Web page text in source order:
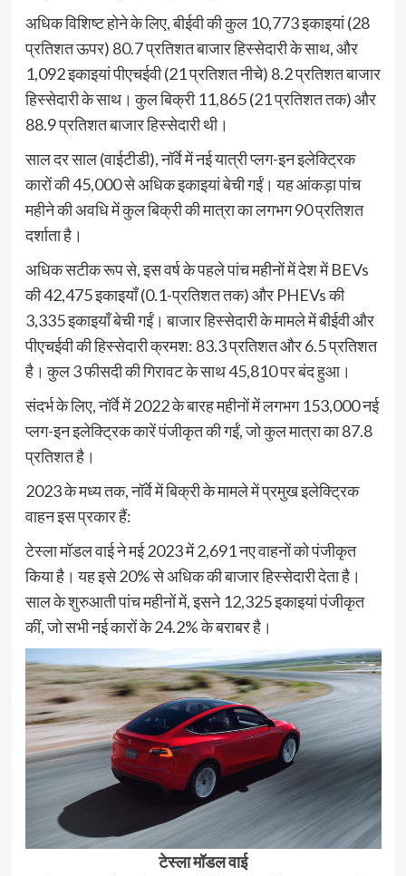
अधिक विशिष्ट होने के लिए, बीईवी की कुल 10,773 इकाइयां (28
प्रतिशत ऊपर) 80.7 प्रतिशत बाजार हिस्सेदारी के साथ, और
1,092 इकाइयां पीएचईवी (21 प्रतिशत नीचे) 8.2 प्रतिशत बाजार
हिस्सेदारी के साथ। कुल बिक्री 11,865 (21 प्रतिशत तक) और
88.9 प्रतिशत बाजार हिस्सेदारी थी।
साल दर साल (वाईटीडी), नॉर्वे में नई यात्री प्लग-इन इलेक्ट्रिक
कारों की 45,000 से अधिक इकाइयां बेची गईं। यह आंकड़ा पांच
महीने की अवधि में कुल बिक्री की मात्रा का लगभग 90 प्रतिशत
दर्शाता है।
अधिक सटीक रूप से, इस वर्ष के पहले पांच महीनों में देश में BEVs
की 42,475 इकाइयाँ (0.1-प्रतिशत तक) और PHEVs की
3,335 इकाइयाँ बेची गईं। बाजार हिस्सेदारी के मामले में बीईवी और
पीएचईवी की हिस्सेदारी क्रमश: 83.3 प्रतिशत और 6.5 प्रतिशत
है। कुल 3 फीसदी की गिरावट के साथ 45,810 पर बंद हुआ।
संदर्भ के लिए, नॉर्वे में 2022 के बारह महीनों में लगभग 153,000 नई
प्लग-इन इलेक्ट्रिक कारें पंजीकृत की गईं, जो कुल मात्रा का 87.8
प्रतिशत है।
2023 के मध्य तक, नॉर्वे में बिक्री के मामले में प्रमुख इलेक्ट्रिक
वाहन इस प्रकार हैं:
टेस्ला मॉडल वाई ने मई 2023 में 2,691 नए वाहनों को पंजीकृत
किया है। यह इसे 20% से अधिक की बाजार हिस्सेदारी देता है।
साल के शुरुआती पांच महीनों में, इसने 12,325 इकाइयां पंजीकृत
कीं, जो सभी नई कारों के 24.2% के बराबर है।
टेस्ला मॉडल वाई